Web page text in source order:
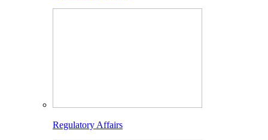
Regulatory Affairs